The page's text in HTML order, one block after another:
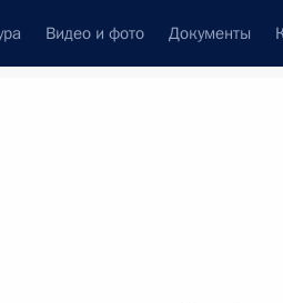
Видео и фото Документы